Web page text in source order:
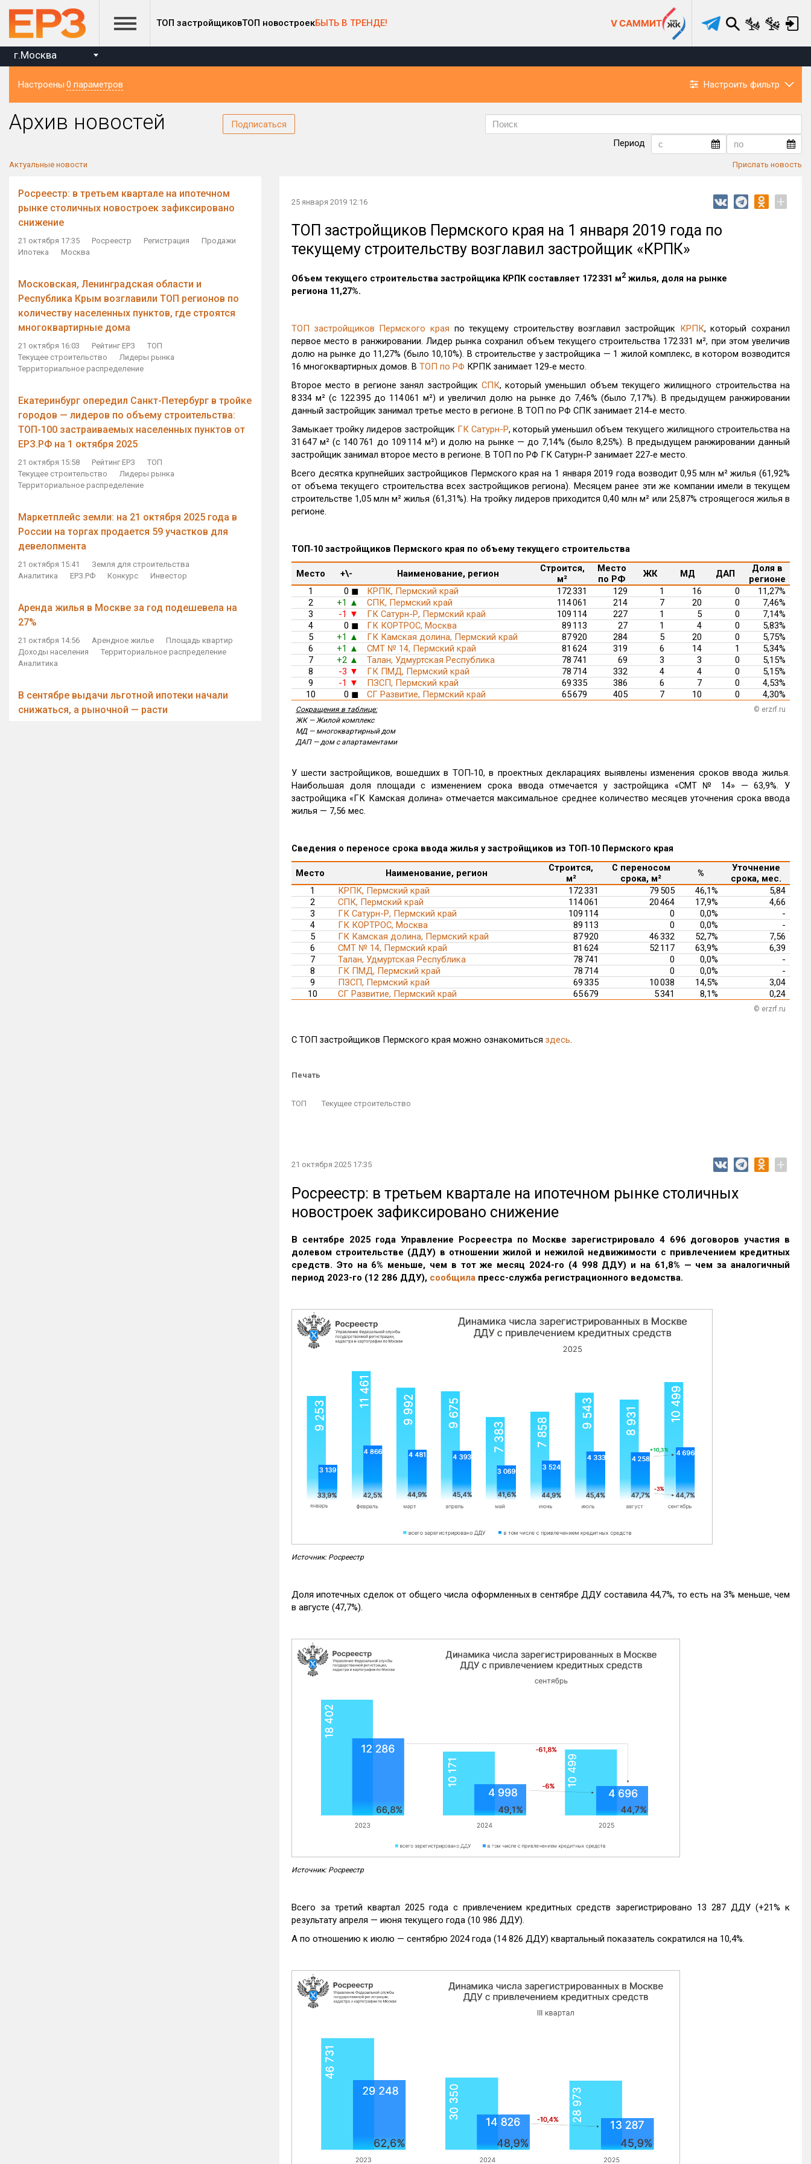
ТОП застройщиковТОП новостроекБЫТЬ В ТРЕНДЕ! V САММИТ
г.Москва
Настроены 0 параметров Настроить фильтр
Архив новостей
Подписаться
Период
Актуальные новости Прислать новость
Росреестр: в третьем квартале на ипотечном
рынке столичных новостроек зафиксировано
снижение
21 октября 17:35 Росреестр Регистрация
Продажи
Ипотека
Москва
Московская, Ленинградская области и
Республика Крым возглавили ТОП регионов по
количеству населенных пунктов, где строятся
многоквартирные дома
21 октября 16:03 Рейтинг ЕРЗ
ТОП
Текущее строительство
Лидеры рынка
Территориальное распределение
Екатеринбург опередил Санкт-Петербург в тройке
городов — лидеров по объему строительства:
ТОП-100 застраиваемых населенных пунктов от
ЕРЗ.РФ на 1 октября 2025
21 октября 15:58 Рейтинг ЕРЗ
ТОП
Текущее строительство
Лидеры рынка
Территориальное распределение
Маркетплейс земли: на 21 октября 2025 года в
России на торгах продается 59 участков для
девелопмента
21 октября 15:41
Земля для строительства
Аналитика
ЕРЗ.РФ Конкурс Инвестор
Аренда жилья в Москве за год подешевела на
27%
21 октября 14:56 Арендное жилье
Площадь квартир
Доходы населения
Территориальное распределение
Аналитика
В сентябре выдачи льготной ипотеки начали
снижаться, а рыночной — расти
25 января 2019 12:16 +
ТОП застройщиков Пермского края на 1 января 2019 года по
текущему строительству возглавил застройщик «КРПК»
Объем текущего строительства застройщика КРПКсоставляет 172 331 м2 жилья, доля на рынке
региона 11,27%.
ТОП застройщиков Пермского края по текущему строительству возглавил застройщик КРПК, который сохранил
первое место в ранжировании. Лидер рынка сохранил объем текущего строительства 172 331 м², при этом увеличив
долю на рынке до 11,27% (было 10,10%). В строительстве у застройщика — 1 жилой комплекс, в котором возводится
16 многоквартирных домов. В ТОП по РФ КРПК занимает 129‑е место.
Второе место в регионе занял застройщик СПК, который уменьшил объем текущего жилищного строительства на
8 334 м² (с 122 395 до 114 061 м²) и увеличил долю на рынке до 7,46% (было 7,17%). В предыдущем ранжировании
данный застройщик занимал третье место в регионе. В ТОП по РФ СПК занимает 214‑е место.
Замыкает тройку лидеров застройщик ГК Сатурн-Р, который уменьшил объем текущего жилищного строительства на
31 647 м² (с 140 761 до 109 114 м²) и долю на рынке — до 7,14% (было 8,25%). В предыдущем ранжировании данный
застройщик занимал второе место в регионе. В ТОП по РФ ГК Сатурн-Р занимает 227‑е место.
Всего десятка крупнейших застройщиков Пермского края на 1 января 2019 года возводит 0,95 млн м² жилья (61,92%
от объема текущего строительства всех застройщиков региона). Месяцем ранее эти же компании имели в текущем
строительстве 1,05 млн м² жилья (61,31%). На тройку лидеров приходится 0,40 млн м² или 25,87% строящегося жилья в
регионе.
ТОП‑10 застройщиков Пермского края по объему текущего строительства
Место +\- Наименование, регион
Строится,
м²
Место
по РФ
ЖК МД ДАП
Доля в
регионе
1
0 ◼ КРПК, Пермский край 172 331 129 1 16 0
11,27%
2
+1 ▲ СПК, Пермский край 114 061 214 7 20 0
7,46%
3
-1 ▼ ГК Сатурн-Р, Пермский край 109 114 227 1 5 0
7,14%
4
0 ◼ ГК КОРТРОС, Москва 89 113 27 1 4 0
5,83%
5
+1 ▲ ГК Камская долина, Пермский край 87 920 284 5 20 0
5,75%
6
+1 ▲ СМТ № 14, Пермский край 81 624 319 6 14 1
5,34%
7
+2 ▲ Талан, Удмуртская Республика 78 741 69 3 3 0
5,15%
8
-3 ▼ ГК ПМД, Пермский край 78 714 332 4 4 0
5,15%
9
-1 ▼ ПЗСП, Пермский край 69 335 386 6 7 0
4,53%
10
0 ◼ СГ Развитие, Пермский край 65 679 405 7 10 0 4,30%
Сокращения в таблице:
© erzrf.ru
ЖК — Жилой комплекс
МД — многоквартирный дом
ДАП — дом с апартаментами
У шести застройщиков, вошедших в ТОП‑10, в проектных декларациях выявлены изменения сроков ввода жилья.
Наибольшая доля площади с изменением срока ввода отмечается у застройщика «СМТ № 14» — 63,9%. У
застройщика «ГК Камская долина» отмечается максимальное среднее количество месяцев уточнения срока ввода
жилья — 7,56 мес.
Сведения о переносе срока ввода жилья у застройщиков из ТОП‑10 Пермского края
Место Наименование, регион
Строится,
м²
С переносом
срока, м²
%
Уточнение
срока, мес.
1
КРПК, Пермский край 172 331 79 505 46,1%
5,84
2
СПК, Пермский край 114 061 20 464 17,9%
4,66
3
ГК Сатурн-Р, Пермский край 109 114 0 0,0%
-
4
ГК КОРТРОС, Москва 89 113 0 0,0%
-
5
ГК Камская долина, Пермский край 87 920 46 332 52,7%
7,56
6
СМТ № 14, Пермский край 81 624 52 117 63,9%
6,39
7
Талан, Удмуртская Республика 78 741 0 0,0%
-
8
ГК ПМД, Пермский край 78 714 0 0,0%
-
9
ПЗСП, Пермский край 69 335 10 038 14,5%
3,04
10
СГ Развитие, Пермский край 65 679 5 341 8,1% 0,24
© erzrf.ru
С ТОП застройщиков Пермского края можно ознакомиться здесь.
Печать
ТОП Текущее строительство
21 октября 2025 17:35 +
Росреестр: в третьем квартале на ипотечном рынке столичных
новостроек зафиксировано снижение
В сентябре 2025 года Управление Росреестра по Москве зарегистрировало 4 696 договоров участия в
долевом строительстве (ДДУ) в отношении жилой и нежилой недвижимости с привлечением кредитных
средств. Это на 6% меньше, чем в тот же месяц 2024-го (4 998 ДДУ) и на 61,8% — чем за аналогичный
период 2023-го (12 286 ДДУ), сообщила пресс-служба регистрационного ведомства.
Источник: Росреестр
Доля ипотечных сделок от общего числа оформленных в сентябре ДДУ составила 44,7%, то есть на 3% меньше, чем
в августе (47,7%).
Источник: Росреестр
Всего за третий квартал 2025 года с привлечением кредитных средств зарегистрировано 13 287 ДДУ (+21% к
результату апреля — июня текущего года (10 986 ДДУ).
А по отношению к июлю — сентябрю 2024 года (14 826 ДДУ) квартальный показатель сократился на 10,4%.